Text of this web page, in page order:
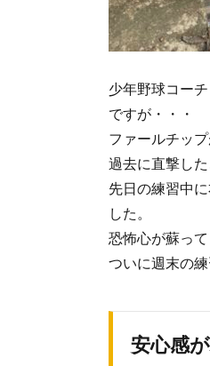
少年野球コー
ですが・・・
ファールチッ
過去に直撃し
先日の練習中
した。
恐怖心が蘇っ
ついに週末の
安心感